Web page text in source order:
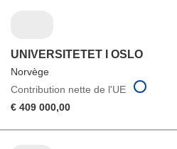
UNIVERSITETET I OSLO
Norvège
Contribution nette de l'UE
€ 409 000,00